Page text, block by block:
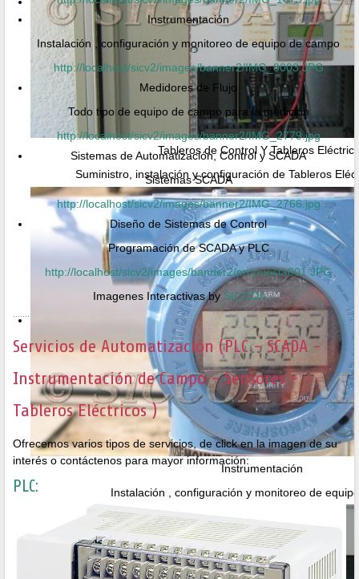
Tableros de Control Y Tableros
Suministro, instalación y configuración de Tableros
Instrumentación
Instalación , configuración y monitoreo de
Instrumentación
Instalación , configuración y monitoreo de equipo de campo
http://localhost/sicv2/images/banner2/IMG_0003.JPG
Medidores de Flujo
Todo tipo de equipo de campo para la medición
http://localhost/sicv2/images/banner2/IMG_2779.jpg
Sistemas de Automatización, Control y SCADA
Sistemas SCADA
http://localhost/sicv2/images/banner2/IMG_2766.jpg
Diseño de Sistemas de Control
Programación de SCADA y PLC
http://localhost/sicv2/images/banner2/propuesta001.JPG
Imagenes Interactivas by SICCOA
Servicios de Automatización (PLC - SCADA -
Instrumentación de Campo - Sensores -
Tableros Eléctricos )
Ofrecemos varios tipos de servicios, de click en la imagen de su
interés o contáctenos para mayor información:
PLC: